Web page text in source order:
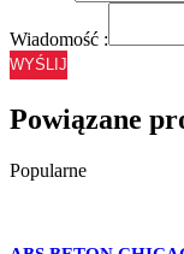
Wiadomość :
WYŚLIJ
Powiązane
Popularne